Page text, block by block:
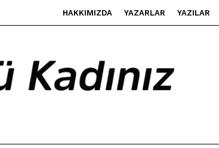
HAKKIMIZDA YAZARLAR YAZILAR